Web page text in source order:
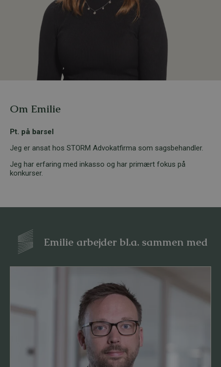
Om Emilie
Pt. på barsel
Jeg er ansat hos STORM Advokatfirma som sagsbehandler.
Jeg har erfaring med inkasso og har primært fokus på
konkurser.
Emilie arbejder bl.a. sammen med